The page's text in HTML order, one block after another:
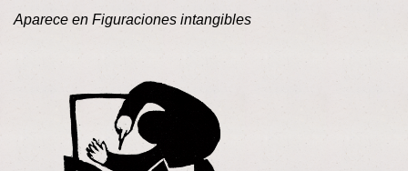
Aparece en Figuraciones intangibles